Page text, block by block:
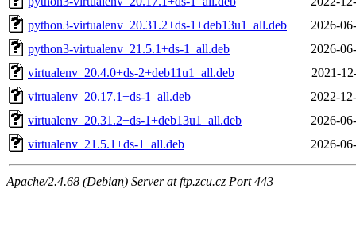
python3-virtualenv_20.31.2+ds-1+deb13u1_all.deb
2026-
python3-virtualenv_21.5.1+ds-1_all.deb
2026-
virtualenv_20.4.0+ds-2+deb11u1_all.deb
2021-
virtualenv_20.17.1+ds-1_all.deb
2022-
virtualenv_20.31.2+ds-1+deb13u1_all.deb
2026-
virtualenv_21.5.1+ds-1_all.deb
2026-
Apache/2.4.68 (Debian) Server at ftp.zcu.cz Port 443